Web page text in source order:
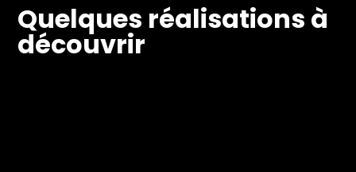
Quelques réalisations à
découvrir